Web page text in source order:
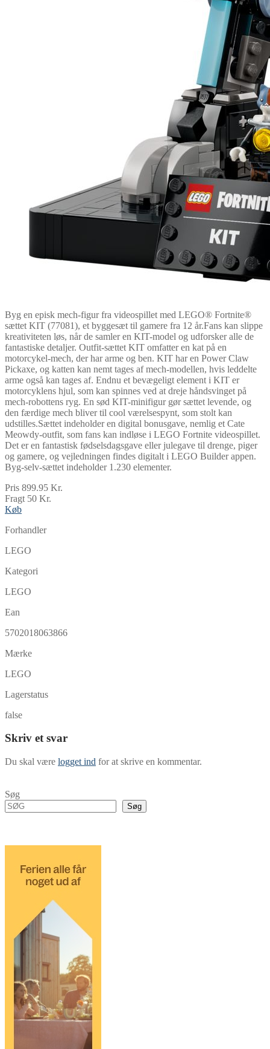
Byg en episk mech-figur fra videospillet med LEGO® Fortnite®
sættet KIT (77081), et byggesæt til gamere fra 12 år.Fans kan slippe
kreativiteten løs, når de samler en KIT-model og udforsker alle de
fantastiske detaljer. Outfit-sættet KIT omfatter en kat på en
motorcykel-mech, der har arme og ben. KIT har en Power Claw
Pickaxe, og katten kan nemt tages af mech-modellen, hvis leddelte
arme også kan tages af. Endnu et bevægeligt element i KIT er
motorcyklens hjul, som kan spinnes ved at dreje håndsvinget på
mech-robottens ryg. En sød KIT-minifigur gør sættet levende, og
den færdige mech bliver til cool værelsespynt, som stolt kan
udstilles.Sættet indeholder en digital bonusgave, nemlig et Cate
Meowdy-outfit, som fans kan indløse i LEGO Fortnite videospillet.
Det er en fantastisk fødselsdagsgave eller julegave til drenge, piger
og gamere, og vejledningen findes digitalt i LEGO Builder appen.
Byg-selv-sættet indeholder 1.230 elementer.
Pris 899.95 Kr.
Fragt 50 Kr.
Køb
Forhandler
LEGO
Kategori
LEGO
Ean
5702018063866
Mærke
LEGO
Lagerstatus
false
Skriv et svar
Du skal være logget ind for at skrive en kommentar.
Søg
Søg